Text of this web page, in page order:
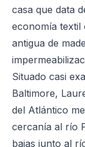
casa que data
economía
antigua de
Situado casi
Baltimore,
del Atlántico
cercanía al río
bajas junto al